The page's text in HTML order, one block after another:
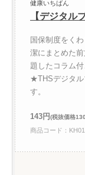
健康いちばん
【デジタル
国保制度をく
潔にまとめた
題したコラム付
★THSデジタ
す。
143円(税抜価格
商品コード：